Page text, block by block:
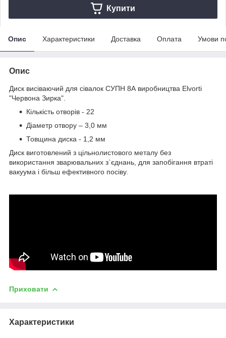
Купити
Опис Характеристики Доставка Оплата Умови
Опис
Диск висіваючий для сівалок СУПН 8А виробництва Elvorti
"Червона Зирка".
Кількість отворів - 22
Діаметр отвору – 3,0 мм
Товщина диска - 1,2 мм
Диск виготовлений з цільнолистового металу без
використання зварювальних з`єднань, для запобігання втраті
вакуума і більш ефективного посіву.
Приховати
Характеристики